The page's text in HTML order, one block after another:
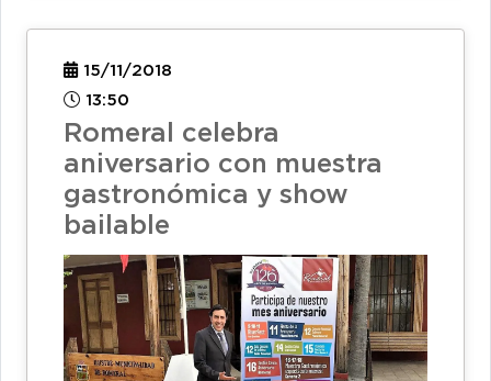
15/11/2018
13:50
Romeral celebra
aniversario con muestra
gastronómica y show
bailable